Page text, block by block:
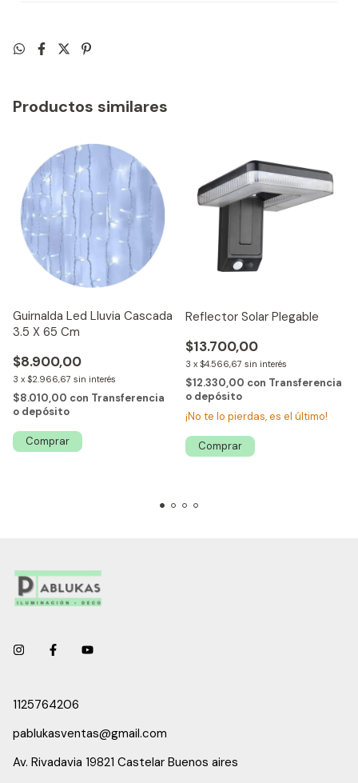
Productos similares
Guirnalda Led Lluvia Cascada
3.5 X 65 Cm
$8.900,00
3 x $2.966,67 sin interés
$8.010,00 con Transferencia
o depósito
Comprar
Reflector Solar Plegable
$13.700,00
3 x $4.566,67 sin interés
$12.330,00 con Transferencia
o depósito
¡No te lo pierdas, es el último!
Comprar
1125764206
pablukasventas@gmail.com
Av. Rivadavia 19821 Castelar Buenos aires